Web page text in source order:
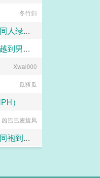
冬竹归
御姐总裁倒追夫，见面就是一脚同人绿帽短篇之李涛的幻想
giotto0086
关于我带着脑内恋爱选项系统穿越到男女比例失调的炎孕世界
黑月何时嚎叫
Xwal000
瓜猹瓜
）
x最喜欢码字
凶巴巴麦旋风
小浣熊星与丹恒的婚约，从列车同袍到一世伴侣